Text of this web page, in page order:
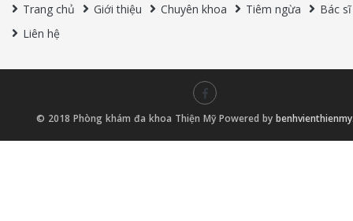
Trang chủ Giới thiệu Chuyên khoa Tiêm ngừa
Bác sĩ
Liên hệ
© 2018 Phòng khám đa khoa Thiện Mỹ Powered by